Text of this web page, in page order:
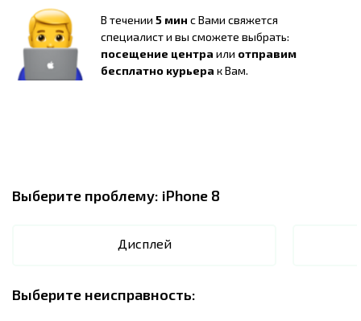
В течении 5 мин с Вами свяжется
специалист и вы сможете выбрать:
посещение центра или отправим
бесплатно курьера к Вам.
Выберите проблему: iPhone 8
Дисплей
Выберите неисправность: